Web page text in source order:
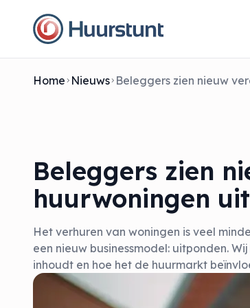
Home Nieuws
Beleggers zien
huurwoningen
Het verhuren van woningen is veel
een nieuw businessmodel: uitponden.
inhoudt en hoe het de huurmarkt